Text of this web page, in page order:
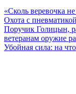
«Сколь веревочка
Охота с
Поручик Голицын,
ветеранам оружие
Убойная сила: на